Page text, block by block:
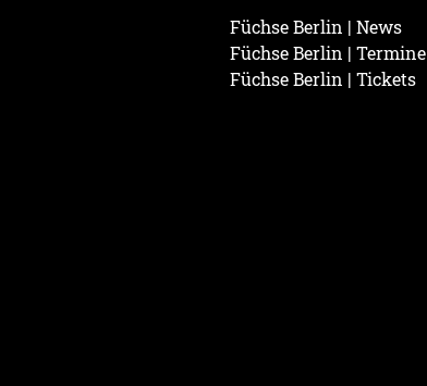
Füchse Berlin | News
Füchse Berlin | Termine
Füchse Berlin | Tickets